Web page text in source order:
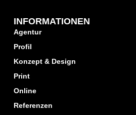
INFORMATIONEN
Agentur
Profil
Konzept & Design
Print
Online
Referenzen